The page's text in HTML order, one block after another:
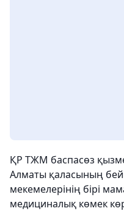
ҚР ТЖМ баспасөз
Алматы қаласының
мекемелерінің бірі
медициналық көмек